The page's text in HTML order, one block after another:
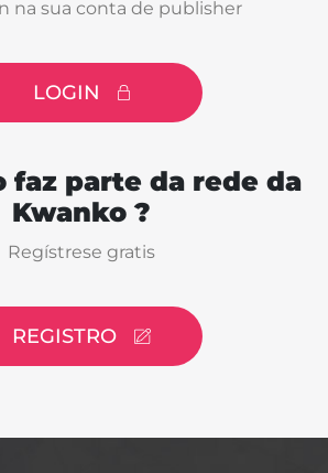
na sua conta de publisher
LOGIN
faz parte da rede da
Kwanko ?
Regístrese gratis
REGISTRO